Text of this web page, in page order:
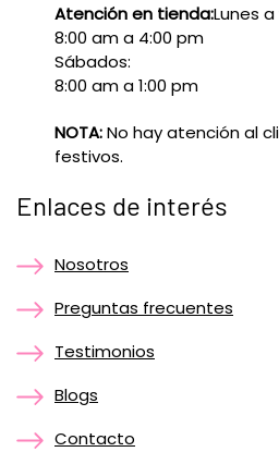
Atención en tienda:Lunes
8:00 am a 4:00 pm
Sábados:
8:00 am a 1:00 pm
NOTA:No hay atención al
festivos.
Enlaces de interés
Nosotros
Preguntas frecuentes
Testimonios
Blogs
Contacto